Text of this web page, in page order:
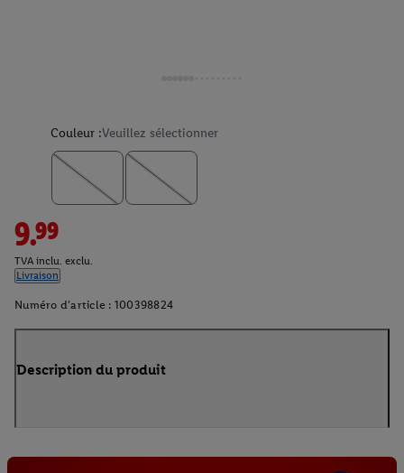
Couleur :Veuillez sélectionner
9.99
TVA inclu. exclu.
Livraison
Numéro d'article : 100398824
Description du produit